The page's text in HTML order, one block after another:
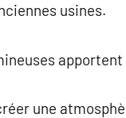
usines.
une